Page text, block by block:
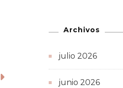
Archivos
julio 2026
junio 2026